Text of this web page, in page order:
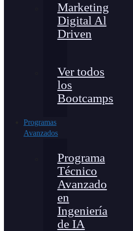
Marketing
Digital Al
Driven
Ver todos
los
Bootcamps
Programas
Avanzados
Programa
Técnico
Avanzado
en
Ingeniería
de IA